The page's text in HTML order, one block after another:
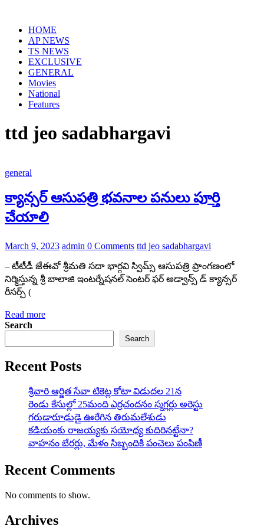
contentHOME
AP NEWS
TS NEWS
EXCLUSIVE
GENERAL
Movies
National
Features
ttd jeo sadabhargavi
general
క్యాన్సర్ ఆసుపత్రి భవనాల పనులు పూర్తి
చేయాలి
March 9, 2023 admin 0 Comments ttd jeo sadabhargavi
– టీటీడీ జేఈవో శ్రీమతి సదా భార్గవి స్విమ్స్ ఆసుపత్రి ప్రాంగణంలో
నిర్మిస్తున్న శ్రీ బాలాజి ఇంటర్నేషనల్ సెంటర్ ఫర్ అడ్వాన్స్ డ్ క్యాన్సర్
రీసర్చ్ (
Read more
Search
Search
Recent Posts
శ్రీవారి ఆర్జిత సేవా టికెట్ల కోటా విడుదల 21న
రెండు కేసుల్లో 25మంది ఎర్రచందనం స్మగ్లర్లు అరెస్టు
గరుడారూఢుడై ఊరేగిన తిరుమలేశుడు
కడియంకు రాజయ్యకు సయోధ్య కుదిరినట్టేనా?
వాహ‌నం బేర‌ర్లు, మేళం సిబ్బందికి పంచెలు పంపిణీ
Recent Comments
No comments to show.
Archives